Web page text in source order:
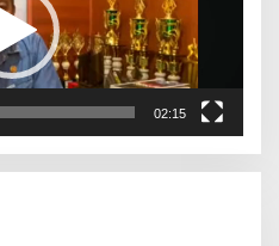
02:15